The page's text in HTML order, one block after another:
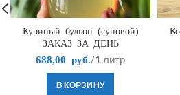
Куриный бульон (суповой)
ЗАКАЗ ЗА ДЕНЬ
688,00 руб. /1 литр
В КОРЗИНУ